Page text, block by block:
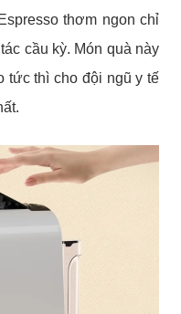
thơm ngon chỉ
cầu kỳ. Món quà này
tức thì cho đội ngũ y tế